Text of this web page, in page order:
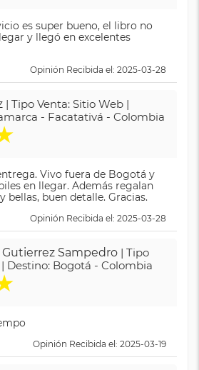
es super bueno, el libro no
y llegó en excelentes
Opinión Recibida el: 2025-03-28
| Tipo Venta: Sitio Web |
- Facatativá - Colombia
Vivo fuera de Bogotá y
en llegar. Además regalan
bellas, buen detalle. Gracias.
Opinión Recibida el: 2025-03-28
Gutierrez Sampedro | Tipo
Destino: Bogotá - Colombia
Opinión Recibida el: 2025-03-19